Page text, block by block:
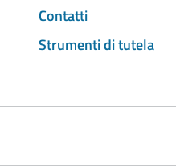
Contatti
Strumenti di tutela